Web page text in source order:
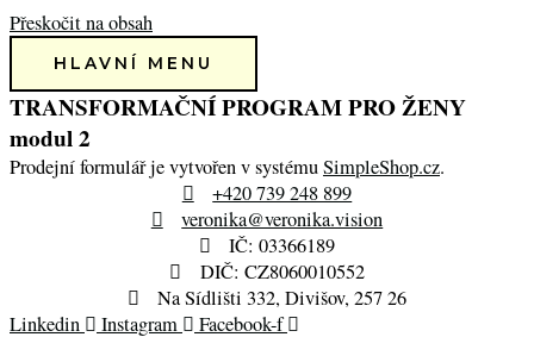
Přeskočit na obsah
HLAVNÍ MENU
TRANSFORMAČNÍ PROGRAM PRO ŽENY
modul 2
Prodejní formulář je vytvořen v systémuSimpleShop.cz.
+420 739 248 899
veronika@veronika.vision
IČ: 03366189
DIČ: CZ8060010552
Na Sídlišti 332, Divišov, 257 26
Linkedin
Instagram
Facebook-f